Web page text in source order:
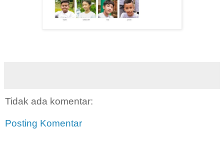
Tidak ada komentar:
Posting Komentar